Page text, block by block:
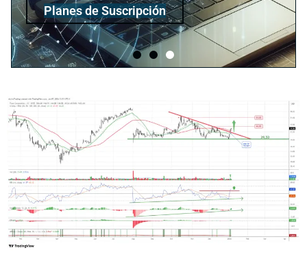
Planes de Suscripción